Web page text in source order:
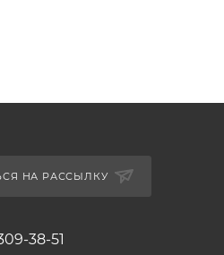
НА РАССЫЛКУ
38-51